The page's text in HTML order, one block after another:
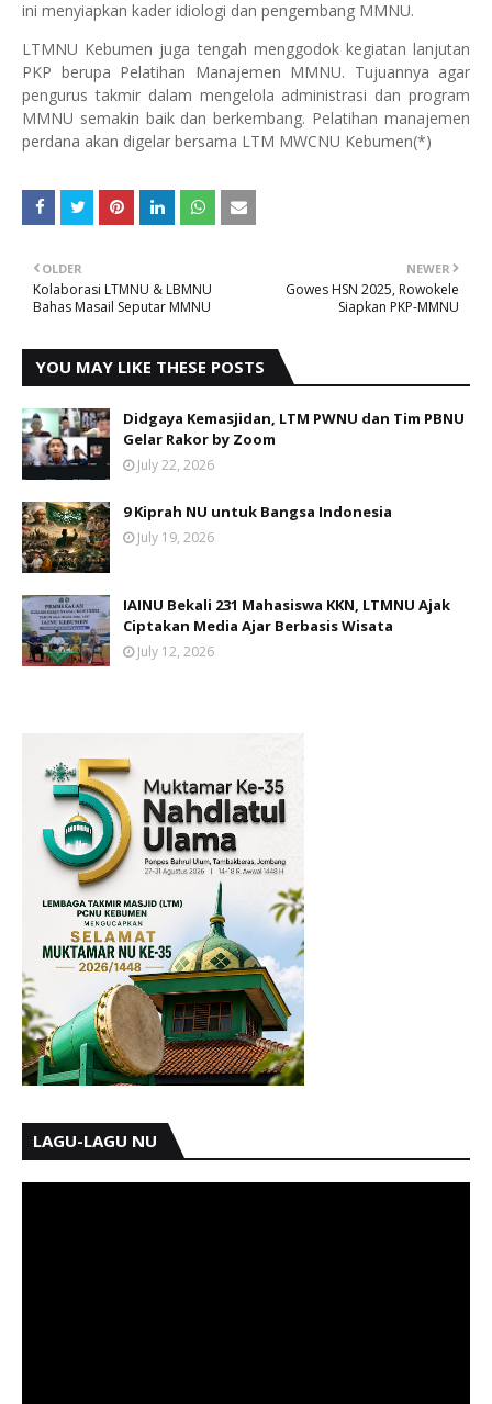
ini menyiapkan kader idiologi dan pengembang MMNU.
LTMNU Kebumen juga tengah menggodok kegiatan lanjutan
PKP berupa Pelatihan Manajemen MMNU. Tujuannya agar
pengurus takmir dalam mengelola administrasi dan program
MMNU semakin baik dan berkembang. Pelatihan manajemen
perdana akan digelar bersama LTM MWCNU Kebumen(*)
NEWER
Gowes HSN 2025, Rowokele
Siapkan PKP-MMNU
OLDER
Kolaborasi LTMNU & LBMNU
Bahas Masail Seputar MMNU
YOU MAY LIKE THESE POSTS
Didgaya Kemasjidan, LTM PWNU dan Tim PBNU
Gelar Rakor by Zoom
July 22, 2026
9 Kiprah NU untuk Bangsa Indonesia
July 19, 2026
IAINU Bekali 231 Mahasiswa KKN, LTMNU Ajak
Ciptakan Media Ajar Berbasis Wisata
July 12, 2026
LAGU-LAGU NU